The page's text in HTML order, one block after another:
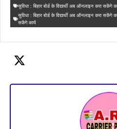
सुविधा : बिहार बोर्ड के विद्यार्थी अब ऑनलाइन करा सकेंगे
सुविधा : बिहार बोर्ड के विद्यार्थी अब ऑनलाइन करा सकेंगे
सकेंगे कार्य